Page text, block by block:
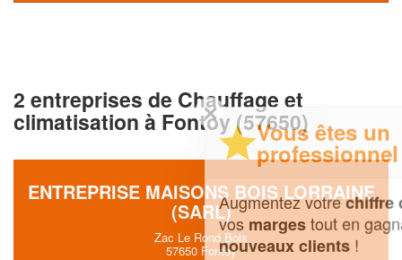
2 entreprises de Chauffage et
climatisation à Fontoy (57650)
ENTREPRISE MAISONS BOIS LORRAINE
(SARL)
Zac Le Rond Bois
57650 Fontoy
✕
Vous êtes un
professionnel ?
Augmentez votrechiffre d'affaireset
margestout en gagnant de
nouveaux clients!